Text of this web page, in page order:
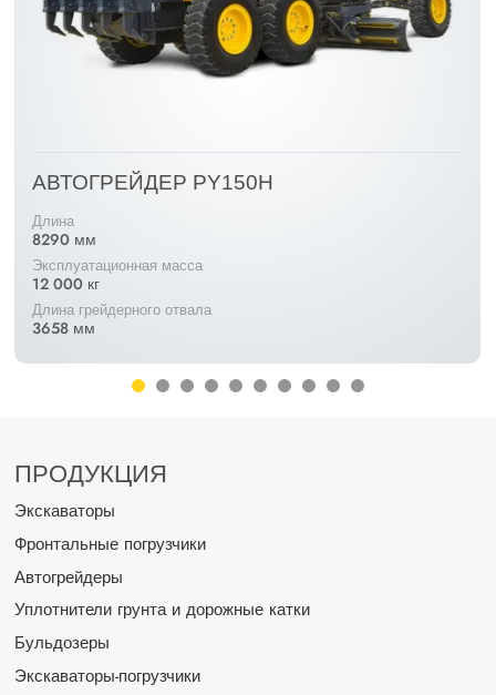
АВТОГРЕЙДЕР PY150H
Длина
8290 мм
Эксплуатационная масса
12 000 кг
Длина грейдерного отвала
3658 мм
ПРОДУКЦИЯ
Экскаваторы
Фронтальные погрузчики
Автогрейдеры
Уплотнители грунта и дорожные катки
Бульдозеры
Экскаваторы-погрузчики